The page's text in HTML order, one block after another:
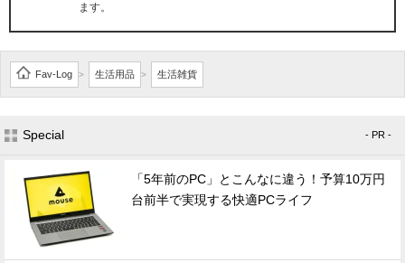
ます。
Fav-Log > 生活用品 > 生活雑貨
Special - PR -
「5年前のPC」とこんなに違う！予算10万円
台前半で実現する快適PCライフ